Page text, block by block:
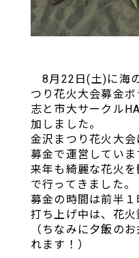
8月 22日(土)に海
つり花火大会募金
志と市大サークル
加しました。
金沢まつり花火大
募金で運営していま
来年も綺麗な花火
で行ってきました。
募金の時間は前半
打ち上げ中は、花火
（ちなみに夕飯の
れます！）